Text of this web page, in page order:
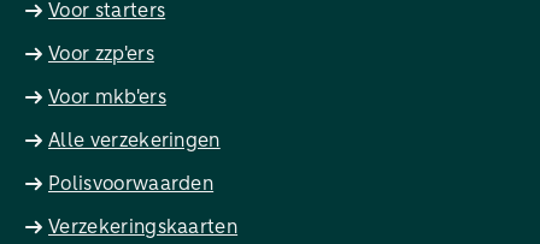
Voor starters
Voor zzp'ers
Voor mkb'ers
Alle verzekeringen
Polisvoorwaarden
Verzekeringskaarten